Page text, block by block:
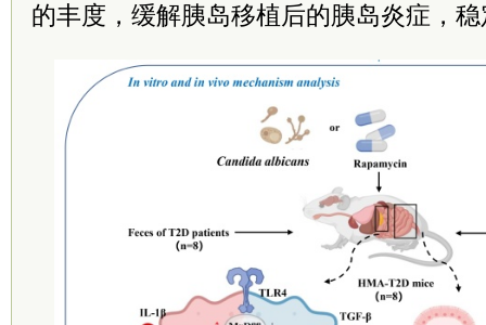
的丰度，缓解胰岛移植后的胰岛炎症，